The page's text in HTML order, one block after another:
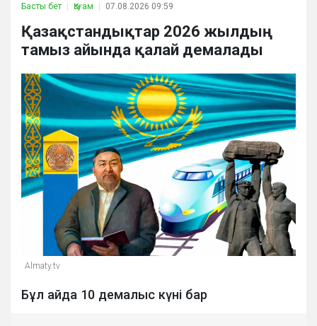
Басты бет Қоғам 07.08.2026 09:59
Қазақстандықтар 2026 жылдың
тамыз айында қалай демалады
Almaty.tv
Бұл айда 10 демалыс күні бар